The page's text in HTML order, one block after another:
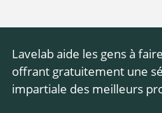
​Lavelab aide les gens à
offrant gratuitement une
impartiale des meilleurs